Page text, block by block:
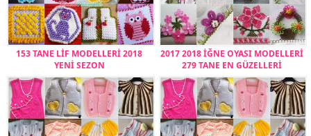
153 TANE LİF MODELLERİ 2018
YENİ SEZON
2017 2018 İĞNE OYASI MODELLERİ
279 TANE EN GÜZELLERİ